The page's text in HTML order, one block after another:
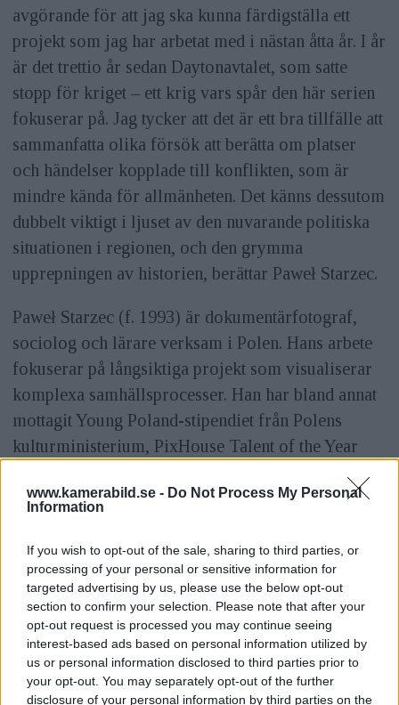
www.kamerabild.se - Do Not Process My Personal
Information
If you wish to opt-out of the sale, sharing to third parties, or
processing of your personal or sensitive information for
targeted advertising by us, please use the below opt-out
section to confirm your selection. Please note that after your
opt-out request is processed you may continue seeing
interest-based ads based on personal information utilized by
us or personal information disclosed to third parties prior to
your opt-out. You may separately opt-out of the further
disclosure of your personal information by third parties on the
avgörande för att jag ska kunna färdigställa ett
projekt som jag har arbetat med i nästan åtta år. I år
är det trettio år sedan Daytonavtalet, som satte
stopp för kriget – ett krig vars spår den här serien
fokuserar på. Jag tycker att det är ett bra tillfälle att
sammanfatta olika försök att berätta om platser
och händelser kopplade till konflikten, som är
mindre kända för allmänheten. Det känns dessutom
dubbelt viktigt i ljuset av den nuvarande politiska
situationen i regionen, och den grymma
upprepningen av historien, berättar Paweł Starzec.
Paweł Starzec (f. 1993) är dokumentärfotograf,
sociolog och lärare verksam i Polen. Hans arbete
fokuserar på långsiktiga projekt som visualiserar
komplexa samhällsprocesser. Han har bland annat
mottagit Young Poland-stipendiet från Polens
kulturministerium, PixHouse Talent of the Year
designfakulteten vid SWPS-universitetet i
Hasselbladsstiftelsens
Fotoboksstipendier
Fotobokstipendiet delas årligen ut av
Hasselbladstiftelsen för att stödja